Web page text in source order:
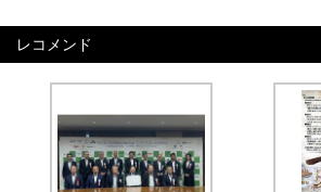
レコメンド